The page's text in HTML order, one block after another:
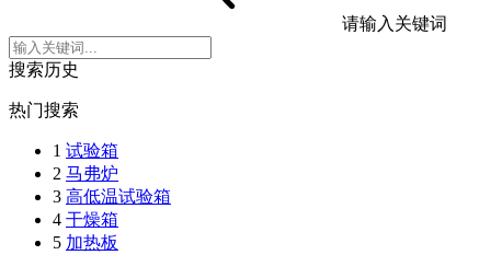
请输入关键词
搜索历史
热门搜索
1 试验箱
2 马弗炉
3 高低温试验箱
4 干燥箱
5 加热板